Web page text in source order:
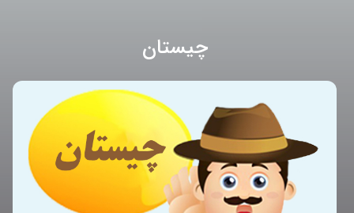
چیستان